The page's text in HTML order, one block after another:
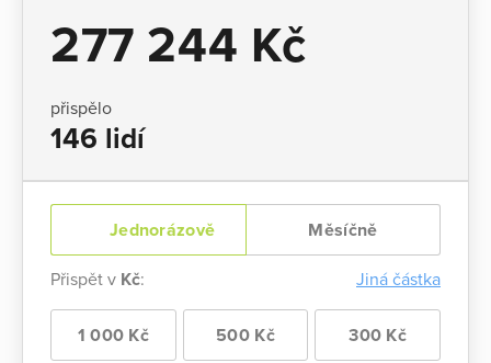
277 244 Kč
přispělo
146 lidí
Jednorázově Měsíčně
Přispět v Kč: Jiná částka
1 000 Kč 500 Kč 300 Kč